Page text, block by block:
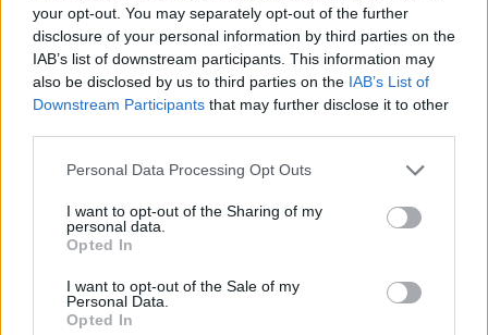
your opt-out. You may separately opt-out of the further
disclosure of your personal information by third parties on the
IAB’s list of downstream participants. This information may
also be disclosed by us to third parties on the IAB’s List of
Downstream Participants that may further disclose it to other
Please note that this website/app uses one or more Google
not limited to your visit or usage behaviour. You may click to
grant or deny consent to Google and its third-party tags to
use your data for below specified purposes in below Google
consent section.
Personal Data Processing Opt Outs
I want to opt-out of the Sharing of my
personal data.
Opted In
I want to opt-out of the Sale of my
Personal Data.
Opted In
Követem